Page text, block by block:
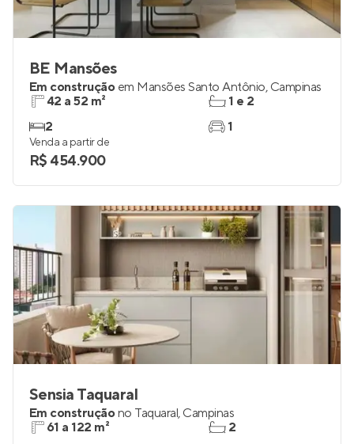
BE Mansões
Em construção em Mansões Santo Antônio, Campinas
42 a 52 m²
2
1 e 2
1
Venda a partir de
R$ 454.900
Sensia Taquaral
Em construçãono Taquaral, Campinas
61 a 122 m²
2